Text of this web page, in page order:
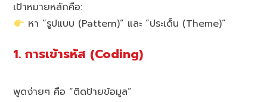
เป้าหมายหลักคือ:
หา “รูปแบบ (Pattern)” และ “ประเด็น (Theme)”
1. การเข้ารหัส (Coding)
พูดง่ายๆ คือ “ติดป้ายข้อมูล”